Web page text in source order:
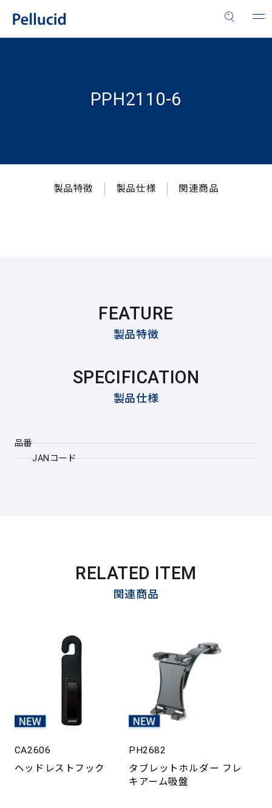
PPH2110-6
製品特徴 製品仕様 関連商品
FEATURE
製品特徴
SPECIFICATION
製品仕様
品番
JANコード
RELATED ITEM
関連商品
CA2606
ヘッドレストフック
PH2682
タブレットホルダー フレ
キアーム吸盤